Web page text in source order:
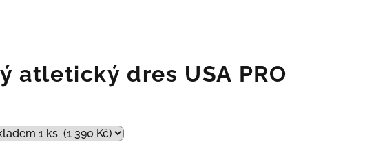
atletický dres USA PRO